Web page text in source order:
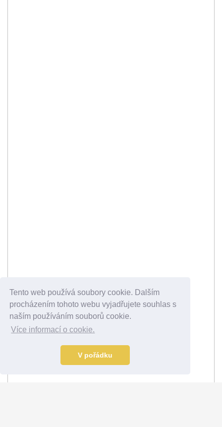
Tento web používá soubory cookie. Dalším
procházením tohoto webu vyjadřujete souhlas s
naším používáním souborů cookie.
Více informací o cookie.
V pořádku